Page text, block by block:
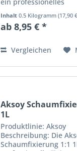
ein professionelles
Blondierpulver für
gleichmäßige
ermöglicht
Blondierungen und
Inhalt0.5 Kilogramm(17,90 €
ab 8,95 € *
Vergleichen
Aksoy
1L
Produktlinie: Aksoy
Beschreibung: Die
Schaumfixierung 1:1